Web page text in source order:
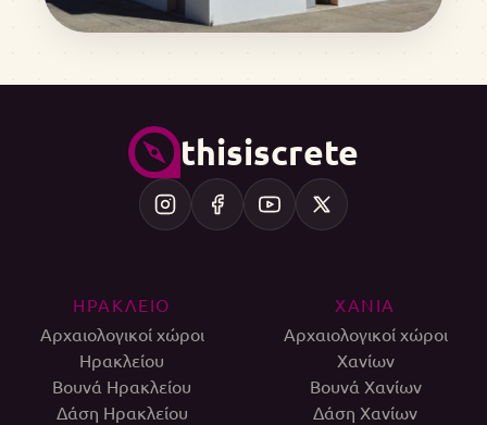
thisiscrete
ΗΡΑΚΛΕΙΟ
Αρχαιολογικοί χώροι
Ηρακλείου
Βουνά Ηρακλείου
Δάση Ηρακλείου
ΧΑΝΙΑ
Αρχαιολογικοί χώροι
Χανίων
Βουνά Χανίων
Δάση Χανίων